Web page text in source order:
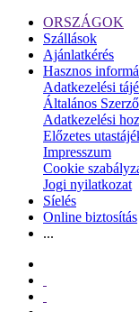
ORSZÁGOK
Szállások
Ajánlatkérés
Hasznos
Adatkezelési
Általános
Adatkezelési
Előzetes
Impresszum
Cookie
Jogi nyilatkozat
Síelés
Online biztosítás
...